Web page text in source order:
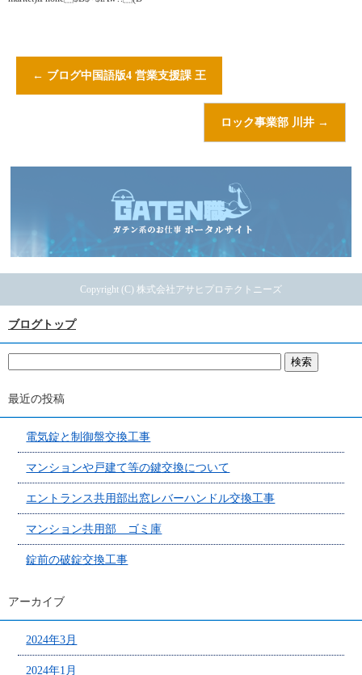
← ブログ中国語版4 営業支援課 王
ロック事業部 川井 →
Copyright (C) 株式会社アサヒプロテクトニーズ
ブログトップ
最近の投稿
電気錠と制御盤交換工事
マンションや戸建て等の鍵交換について
エントランス共用部出窓レバーハンドル交換工事
マンション共用部 ゴミ庫
錠前の破錠交換工事
アーカイブ
2024年3月
2024年1月